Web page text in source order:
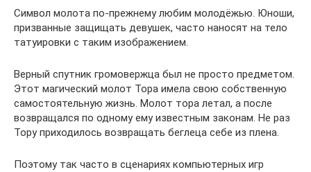
Символ молота по-прежнему любим молодёжью. Юноши,
призванные защищать девушек, часто наносят на тело
татуировки с таким изображением.
Верный спутник громовержца был не просто предметом.
Этот магический молот Тора имела свою собственную
самостоятельную жизнь. Молот тора летал, а после
возвращался по одному ему известным законам. Не раз
Тору приходилось возвращать беглеца себе из плена.
Поэтому так часто в сценариях компьютерных игр